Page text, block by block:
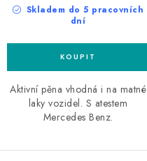
Skladem do 5 pracovních
dní
Aktivní pěna vhodná i na matné
laky vozidel. S atestem
Mercedes Benz.